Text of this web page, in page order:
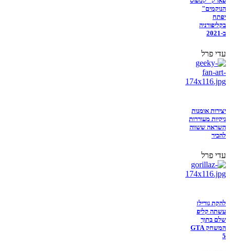
הנוקמים"
יפתח
בקליפורניה
ב-2021
עדי פרל
יצירות אומנות
גיקיות מעוררות
השראה ששווה
להכיר
עדי פרל
להקת גורילז
עשתה קליפ
שלם בתוך
המשחק GTA
5